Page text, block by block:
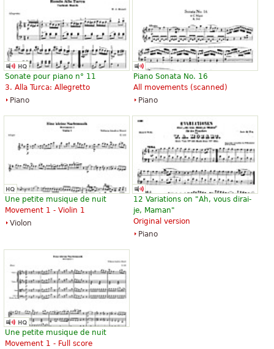
Sonate pour piano n° 11
3. Alla Turca: Allegretto
Piano
Piano Sonata No. 16
All movements (scanned)
Piano
Une petite musique de nuit
Movement 1 - Violin 1
Violon
12 Variations on "Ah, vous dirai-
je, Maman"
Original version
Piano
Une petite musique de nuit
Movement 1 - Full score